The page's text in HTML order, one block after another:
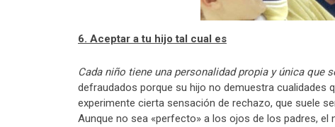
6. Aceptar a tu hijo tal cual es
Cada niño tiene una personalidad propia y única que
defraudados porque su hijo no demuestra cualidades
experimente cierta sensación de rechazo, que suele
Aunque no sea «perfecto» a los ojos de los padres,